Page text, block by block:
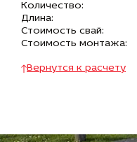
Количество:
Длина:
Стоимость свай:
Стоимость монтажа:
Вернутся к расчету